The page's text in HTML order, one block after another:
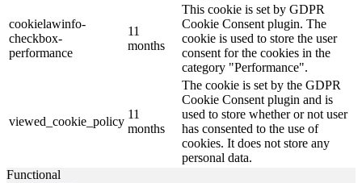
cookielawinfo-
checkbox-
performance
11
months
This cookie is set by GDPR
Cookie Consent plugin. The
cookie is used to store the user
consent for the cookies in the
category "Performance".
viewed_cookie_policy
11
months
The cookie is set by the GDPR
Cookie Consent plugin and is
used to store whether or not user
has consented to the use of
cookies. It does not store any
personal data.
Functional